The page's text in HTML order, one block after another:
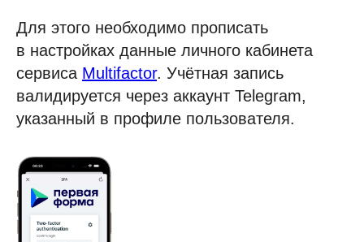
Для этого необходимо прописать
в настройках данные личного кабинета
сервиса Multifactor. Учётная запись
валидируется через аккаунт Telegram,
указанный в профиле пользователя.